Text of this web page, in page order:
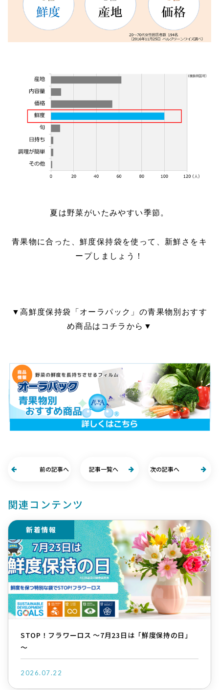
夏は野菜がいたみやすい季節。
青果物に合った、鮮度保持袋を使って、新鮮さをキ
ープしましょう！
▼高鮮度保持袋「オーラパック」の青果物別おすす
め商品はコチラから▼
前の記事へ 記事一覧へ 次の記事へ
関連コンテンツ
新着情報
STOP！フラワーロス ～7月23日は「鮮度保持の日」
～
2026.07.22